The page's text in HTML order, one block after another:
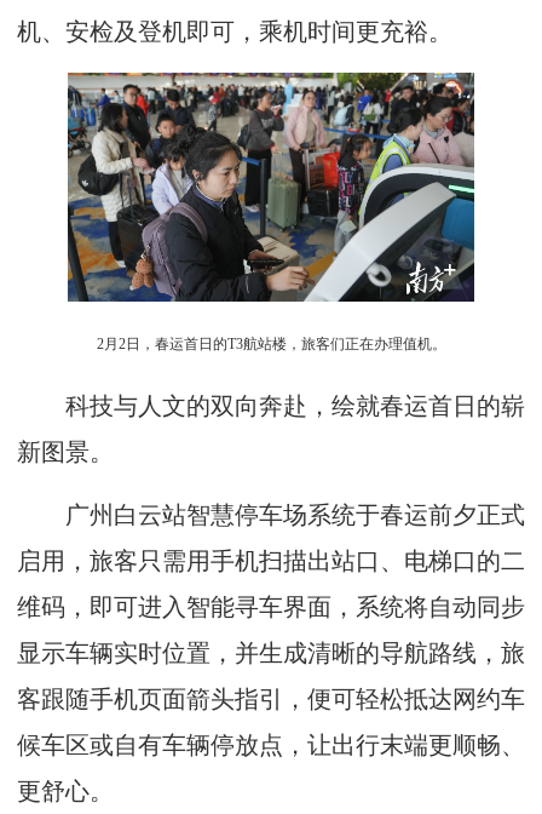
机、安检及登机即可，乘机时间更充裕。
2月2日，春运首日的T3航站楼，旅客们正在办理值机。
科技与人文的双向奔赴，绘就春运首日的崭
新图景。
广州白云站智慧停车场系统于春运前夕正式
启用，旅客只需用手机扫描出站口、电梯口的二
维码，即可进入智能寻车界面，系统将自动同步
显示车辆实时位置，并生成清晰的导航路线，旅
客跟随手机页面箭头指引，便可轻松抵达网约车
候车区或自有车辆停放点，让出行末端更顺畅、
更舒心。